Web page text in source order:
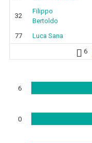
32
Filippo
Bertoldo
77
Luca Sana
6
6
0